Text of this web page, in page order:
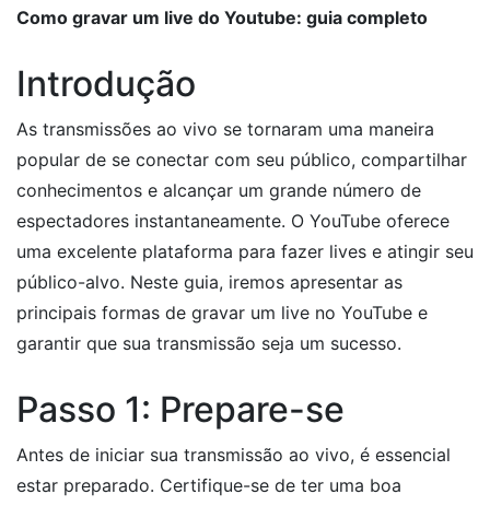
Como gravar um live do Youtube: guia completo
Introdução
As transmissões ao vivo se tornaram uma maneira
popular de se conectar com seu público, compartilhar
conhecimentos e alcançar um grande número de
espectadores instantaneamente. O YouTube oferece
uma excelente plataforma para fazer lives e atingir seu
público-alvo. Neste guia, iremos apresentar as
principais formas de gravar um live no YouTube e
garantir que sua transmissão seja um sucesso.
Passo 1: Prepare-se
Antes de iniciar sua transmissão ao vivo, é essencial
estar preparado. Certifique-se de ter uma boa